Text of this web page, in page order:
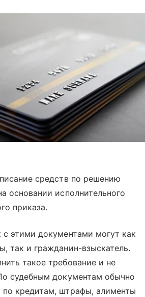
средств по решению
основании исполнительного
приказа.
с этими документами могут как
так и гражданин-взыскатель.
такое требование и не
судебным документам обычно
по кредитам, штрафы, алименты